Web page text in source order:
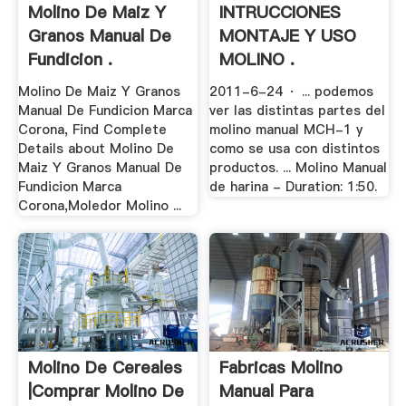
Molino De Maiz Y
Granos Manual De
Fundicion .
Molino De Maiz Y Granos
Manual De Fundicion Marca
Corona, Find Complete
Details about Molino De
Maiz Y Granos Manual De
Fundicion Marca
Corona,Moledor Molino ...
INTRUCCIONES
MONTAJE Y USO
MOLINO .
2011-6-24 · ... podemos
ver las distintas partes del
molino manual MCH-1 y
como se usa con distintos
productos. ... Molino Manual
de harina - Duration: 1:50.
Molino De Cereales
|Comprar Molino De
Fabricas Molino
Manual Para